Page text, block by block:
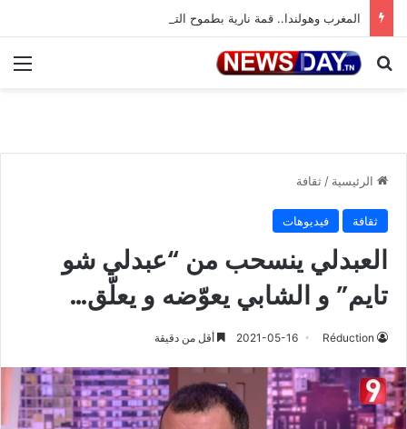
المغرب وهولندا.. قمة نارية بطموح التأهل إلى ثمن النهائي
بحث عن
الرئيسية / ثقافة
ثقافة فيديوهات
العبدلي ينسحب من “عبدلي شو
تايم” و الشابي يعوّضه و يعلّق…
Réduction
2021-05-16 أقل من دقيقة